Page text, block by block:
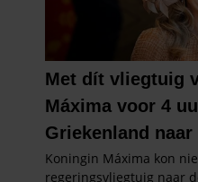
gaat akkoord met onze